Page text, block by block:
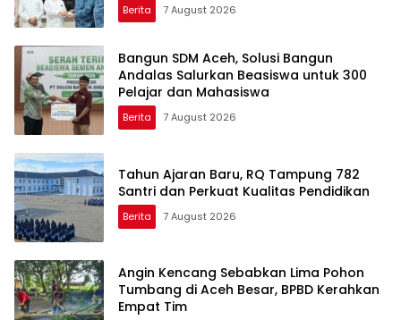
Berita 7 August 2026
Bangun SDM Aceh, Solusi Bangun
Andalas Salurkan Beasiswa untuk 300
Pelajar dan Mahasiswa
Berita 7 August 2026
Tahun Ajaran Baru, RQ Tampung 782
Santri dan Perkuat Kualitas Pendidikan
Berita 7 August 2026
Angin Kencang Sebabkan Lima Pohon
Tumbang di Aceh Besar, BPBD Kerahkan
Empat Tim